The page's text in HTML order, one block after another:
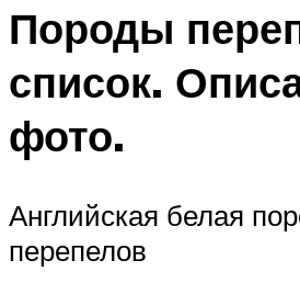
Породы
список.
фото.
Английская белая
перепелов